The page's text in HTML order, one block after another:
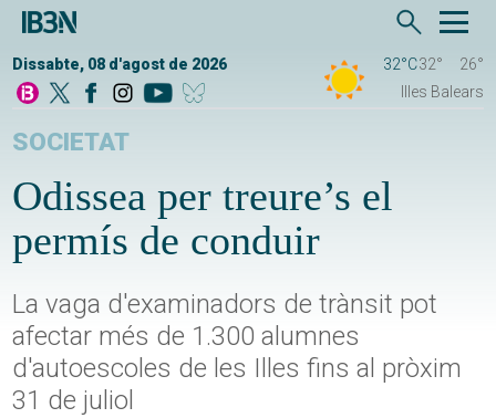
Dissabte, 08 d'agost de 2026 32°C32°
26°
Illes Balears
SOCIETAT
Odissea per treure’s el
permís de conduir
La vaga d'examinadors de trànsit pot
afectar més de 1.300 alumnes
d'autoescoles de les Illes fins al pròxim
31 de juliol